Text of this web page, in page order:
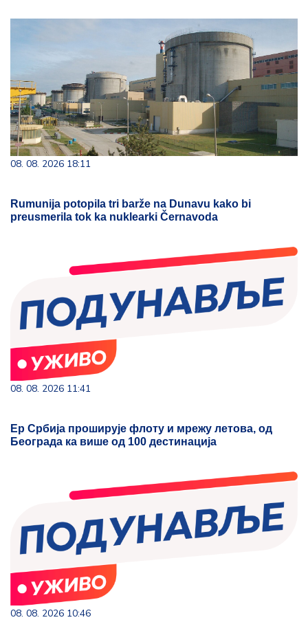
08. 08. 2026 18:11
Rumunija potopila tri barže na Dunavu kako bi
preusmerila tok ka nuklearki Černavoda
08. 08. 2026 11:41
Ер Србија проширује флоту и мрежу летова, од
Београда ка више од 100 дестинација
08. 08. 2026 10:46